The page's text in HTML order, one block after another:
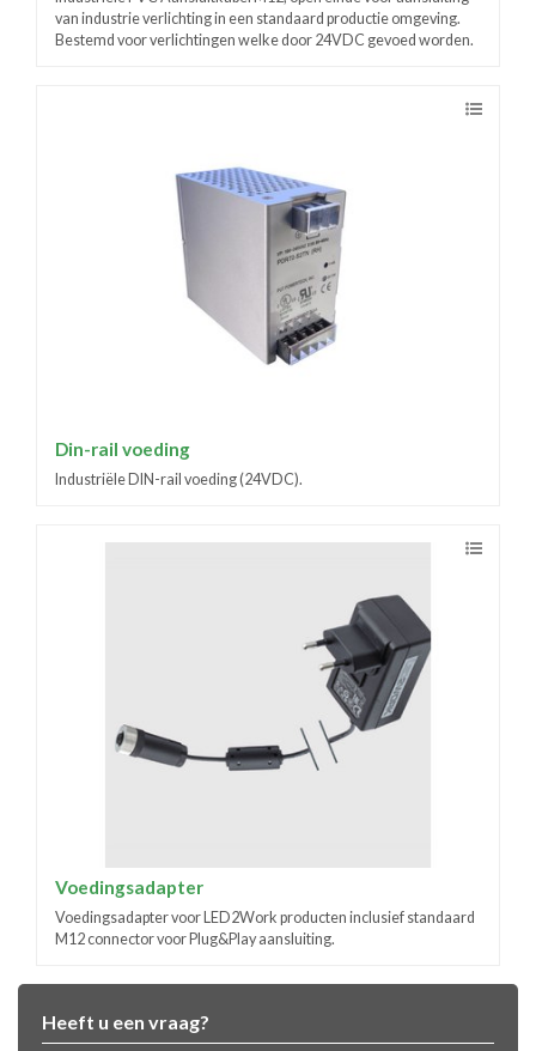
van industrie verlichting in een standaard productie omgeving.
Bestemd voor verlichtingen welke door 24VDC gevoed worden.
Din-rail voeding
Industriële DIN-rail voeding (24VDC).
Voedingsadapter
Voedingsadapter voor LED2Work producten inclusief standaard
M12 connector voor Plug&Play aansluiting.
Heeft u een vraag?